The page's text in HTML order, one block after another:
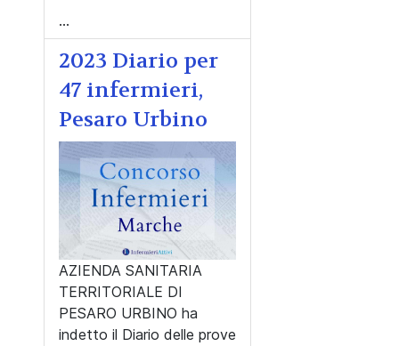
...
2023 Diario per
47 infermieri,
Pesaro Urbino
AZIENDA SANITARIA
TERRITORIALE DI
PESARO URBINO ha
indetto il Diario delle prove